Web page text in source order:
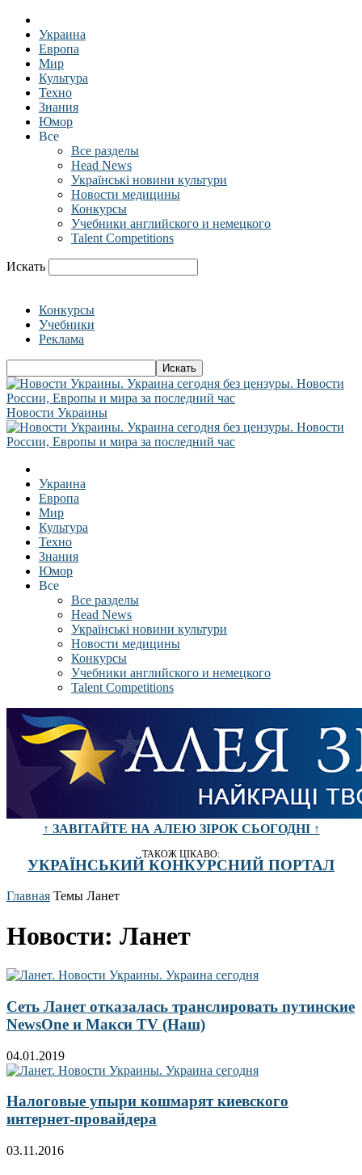
Украина
Европа
Мир
Культура
Техно
Знания
Юмор
Все
Все разделы
Head News
Українські новини культури
Новости медицины
Конкурсы
Учебники английского и немецкого
Talent Competitions
Искать
Конкурсы
Учебники
Реклама
Новости Украины
Украина
Европа
Мир
Культура
Техно
Знания
Юмор
Все
Все разделы
Head News
Українські новини культури
Новости медицины
Конкурсы
Учебники английского и немецкого
Talent Competitions
↑ ЗАВІТАЙТЕ НА АЛЕЮ ЗІРОК СЬОГОДНІ ↑
ТАКОЖ ЦІКАВО:
УКРАЇНСЬКИЙ КОНКУРСНИЙ ПОРТАЛ
Главная Темы Ланет
Новости: Ланет
Сеть Ланет отказалась транслировать путинские
NewsOne и Макси TV (Наш)
04.01.2019
Налоговые упыри кошмарят киевского
интернет-провайдера
03.11.2016